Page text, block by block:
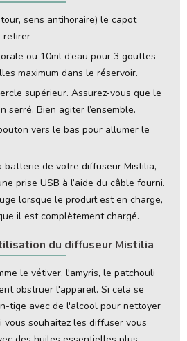
sens antihoraire) le capot
retirer
ou 10ml d’eau pour 3 gouttes
maximum dans le réservoir.
supérieur. Assurez-vous que le
serré. Bien agiter l’ensemble.
vers le bas pour allumer le
batterie de votre diffuseur Mistilia,
prise USB à l’aide du câble fourni.
lorsque le produit est en charge,
il est complètement chargé.
du diffuseur Mistilia
le vétiver, l'amyris, le patchouli
obstruer l'appareil. Si cela se
tige avec de l'alcool pour nettoyer
vous souhaitez les diffuser vous